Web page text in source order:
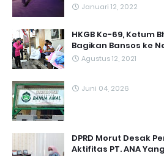
Januari 12, 2022
HKGB Ke-69, Ketum
Bagikan Bansos ke
Agustus 12, 2021
Juni 04, 2026
DPRD Morut Desak
Aktifitas PT. ANA